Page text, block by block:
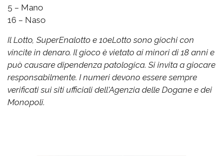
5 – Mano
16 – Naso
Il Lotto, SuperEnalotto e 10eLotto sono giochi con
vincite in denaro. Il gioco è vietato ai minori di 18 anni e
può causare dipendenza patologica. Si invita a giocare
responsabilmente. I numeri devono essere sempre
verificati sui siti ufficiali dell'Agenzia delle Dogane e dei
Monopoli.